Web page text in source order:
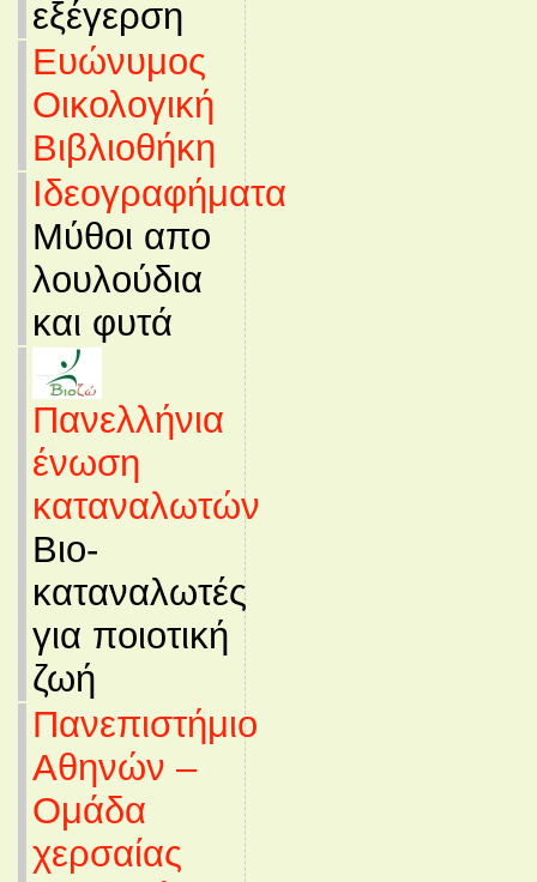
εξέγερση
Ευώνυμος
Οικολογική
Βιβλιοθήκη
Ιδεογραφήματα
Μύθοι απο
λουλούδια
και φυτά
Πανελλήνια
ένωση
καταναλωτών
Βιο-
καταναλωτές
για ποιοτική
ζωή
Πανεπιστήμιο
Αθηνών –
Ομάδα
χερσαίας